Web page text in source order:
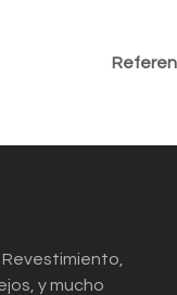
y mucho